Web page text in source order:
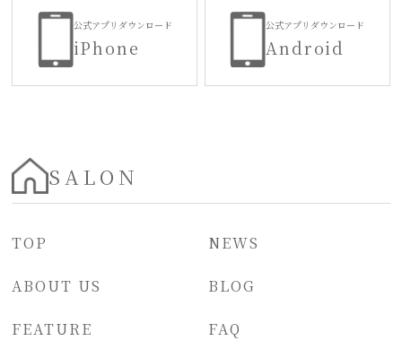
公式アプリダウンロード
iPhone
公式アプリダウンロード
Android
SALON
TOP
ABOUT US
FEATURE
NEWS
BLOG
FAQ